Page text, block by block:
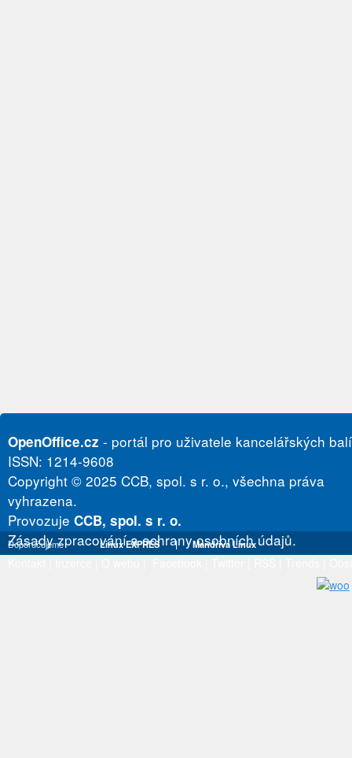
OpenOffice.cz - portál pro uživatele kancelářských
ISSN: 1214-9608
Copyright © 2025 CCB, spol. s r. o., všechna práva
vyhrazena.
Provozuje CCB, spol. s r. o.
Zásady zpracování a ochrany osobních údajů.
Doporučujeme Linux EXPRES | Mandriva Linux